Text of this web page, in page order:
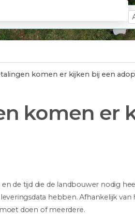
komen er kijken bij een
komen er
de tijd die de landbouwer nodig
hebben. Afhankelijk van
doen of meerdere.